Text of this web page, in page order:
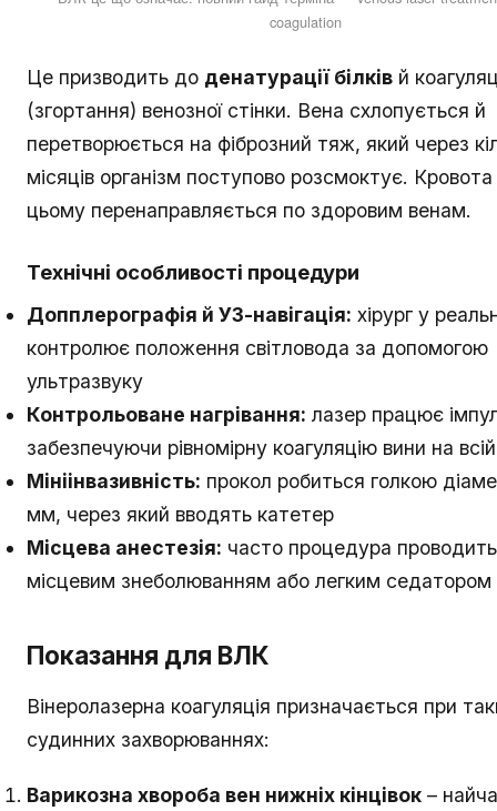
coagulation
Це призводить до денатурації білків й
(згортання) венозної стінки. Вена схлопується й
перетворюється на фіброзний тяж, який через
місяців організм поступово розсмоктує.
цьому перенаправляється по здоровим венам.
Технічні особливості процедури
Допплерографія й УЗ-навігація: хірург у
контролює положення світловода за допомогою
ультразвуку
Контрольоване нагрівання: лазер працює
забезпечуючи рівномірну коагуляцію вини на
Мініінвазивність: прокол робиться голкою
мм, через який вводять катетер
Місцева анестезія: часто процедура
місцевим знеболюванням або легким седатором
Показання для ВЛК
Вінеролазерна коагуляція призначається при
судинних захворюваннях:
Варикозна хвороба вен нижніх кінцівок –